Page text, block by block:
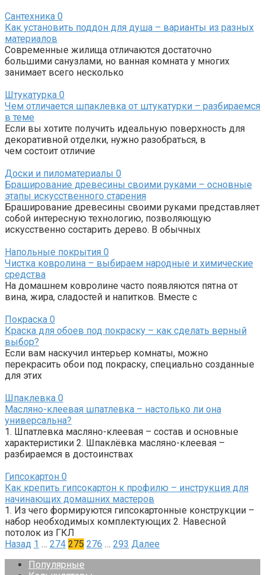
Сантехника 0
Как установить поддон для душа – варианты из разных
материалов
Современные жилища отличаются достаточно
большими санузлами, но ванная комната у многих
занимает всего несколько
Штукатурка 0
Чем отличается шпаклевка от штукатурки – разбираемся
в теме
Если вы хотите получить идеальную поверхность для
декоративной отделки, нужно разобраться, в
чем состоит отличие
Доски и пиломатериалы 0
Браширование древесины своими руками – основные
этапы искусственного старения
Браширование древесины своими руками представляет
собой интересную технологию, позволяющую
искусственно состарить дерево. В обычных
Напольные покрытия 0
Чистка ковролина – выбираем народные и химические
средства
На домашнем ковролине часто появляются пятна от
вина, жира, сладостей и напитков. Вместе с
Покраска 0
Краска для обоев под покраску – как сделать верный
выбор?
Если вам наскучил интерьер комнаты, можно
перекрасить обои под покраску, специально созданные
для этих
Шпаклевка 0
Масляно-клеевая шпатлевка – настолько ли она
универсальна?
1. Шпатлевка масляно-клеевая – состав и основные
характеристики 2. Шпаклёвка масляно-клеевая –
разбираемся в достоинствах
Гипсокартон 0
Как крепить гипсокартон к профилю – инструкция для
начинающих домашних мастеров
1. Из чего формируются гипсокартонные конструкции –
набор необходимых комплектующих 2. Навесной
потолок из ГКЛ
Пагинация
Назад 1 … 274 275 276 … 293 Далее
Популярные